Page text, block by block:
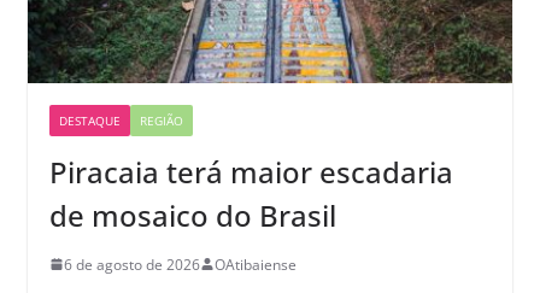
DESTAQUE REGIÃO
Piracaia terá maior escadaria
de mosaico do Brasil
6 de agosto de 2026 OAtibaiense